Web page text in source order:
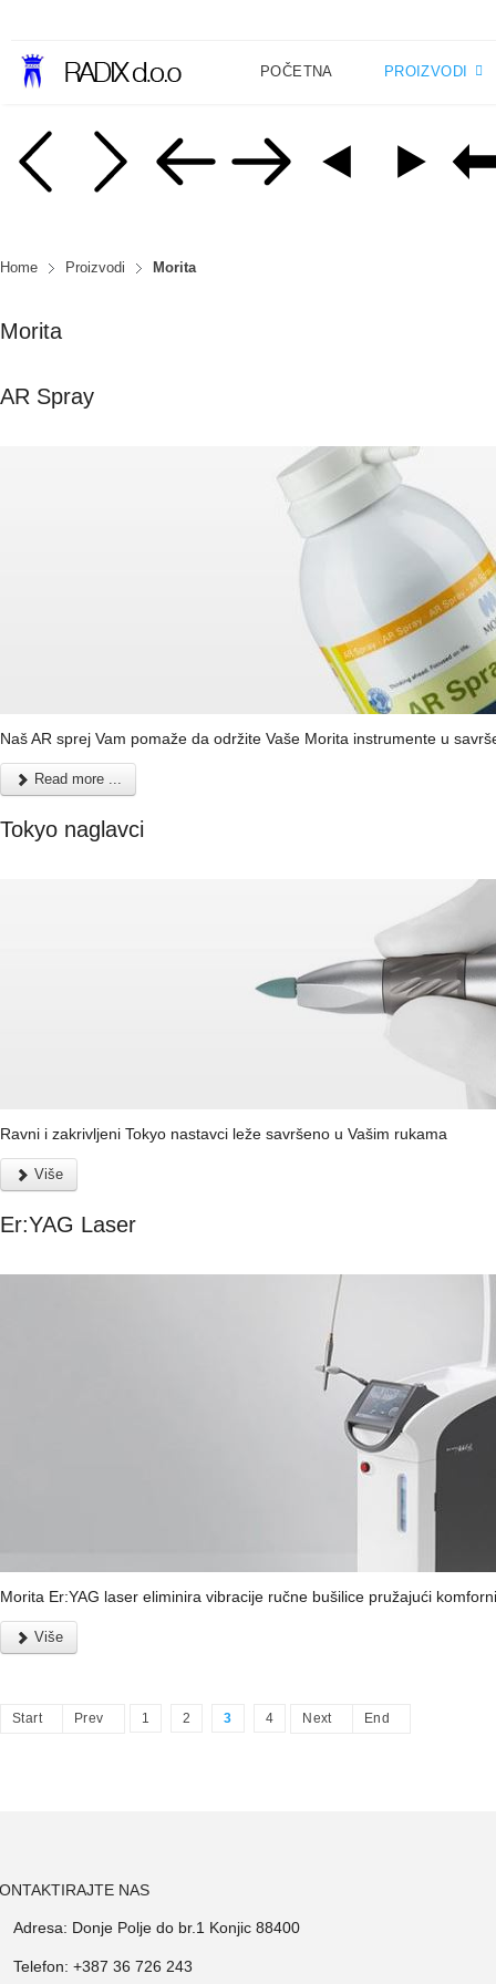
POČETNA PROIZVODI
Home Proizvodi Morita
Morita
AR Spray
Naš AR sprej Vam pomaže da održite Vaše Morita instrumente u
Read more ...
Tokyo naglavci
Ravni i zakrivljeni Tokyo nastavci leže savršeno u Vašim rukama
Više
Er:YAG Laser
Morita Er:YAG laser eliminira vibracije ručne bušilice pružajući
Više
Start Prev 1 2 3 4 Next End
NAS
Adresa: Donje Polje do br.1 Konjic 88400
Telefon: +387 36 726 243